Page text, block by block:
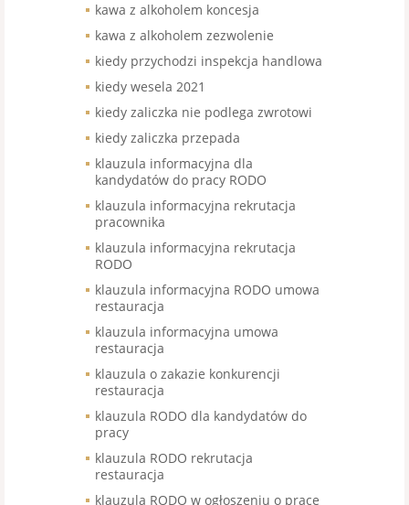
kawa z alkoholem koncesja
kawa z alkoholem zezwolenie
kiedy przychodzi inspekcja handlowa
kiedy wesela 2021
kiedy zaliczka nie podlega zwrotowi
kiedy zaliczka przepada
klauzula informacyjna dla
kandydatów do pracy RODO
klauzula informacyjna rekrutacja
pracownika
klauzula informacyjna rekrutacja
RODO
klauzula informacyjna RODO umowa
restauracja
klauzula informacyjna umowa
restauracja
klauzula o zakazie konkurencji
restauracja
klauzula RODO dla kandydatów do
pracy
klauzula RODO rekrutacja
restauracja
klauzula RODO w ogłoszeniu o pracę